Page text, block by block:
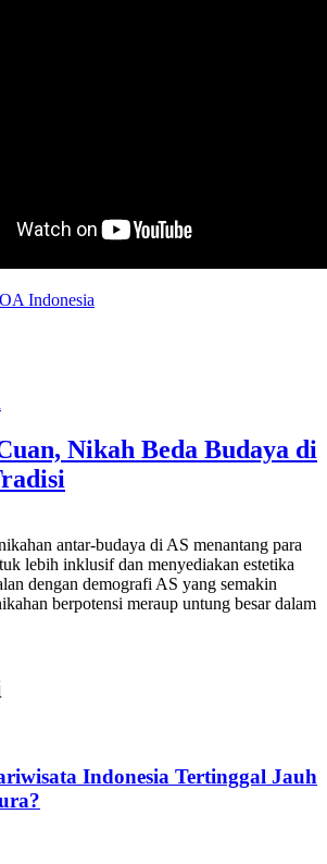
Indonesia
Nikah Beda Budaya di
antar-budaya di AS menantang para
lebih inklusif dan menyediakan estetika
dengan demografi AS yang semakin
berpotensi meraup untung besar dalam
Indonesia Tertinggal Jauh